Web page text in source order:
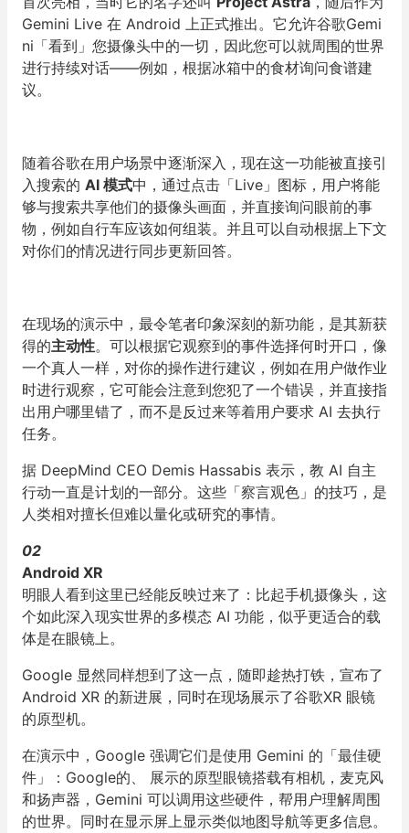
Gemini Live 在 Android 上正式推出。它允许谷歌Gemi
ni「看到」您摄像头中的一切，因此您可以就周围的世界
进行持续对话——例如，根据冰箱中的食材询问食谱建
议。
随着谷歌在用户场景中逐渐深入，现在这一功能被直接引
入搜索的 AI 模式中，通过点击「Live」图标，用户将能
够与搜索共享他们的摄像头画面，并直接询问眼前的事
物，例如自行车应该如何组装。并且可以自动根据上下文
对你们的情况进行同步更新回答。
在现场的演示中，最令笔者印象深刻的新功能，是其新获
得的主动性。可以根据它观察到的事件选择何时开口，像
一个真人一样，对你的操作进行建议，例如在用户做作业
时进行观察，它可能会注意到您犯了一个错误，并直接指
出用户哪里错了，而不是反过来等着用户要求 AI 去执行
任务。
据 DeepMind CEO Demis Hassabis 表示，教 AI 自主
行动一直是计划的一部分。这些「察言观色」的技巧，是
人类相对擅长但难以量化或研究的事情。
02
Android XR
明眼人看到这里已经能反映过来了：比起手机摄像头，这
个如此深入现实世界的多模态 AI 功能，似乎更适合的载
体是在眼镜上。
Google 显然同样想到了这一点，随即趁热打铁，宣布了
Android XR 的新进展，同时在现场展示了谷歌XR 眼镜
的原型机。
在演示中，Google 强调它们是使用 Gemini 的「最佳硬
件」：Google的、 展示的原型眼镜搭载有相机，麦克风
和扬声器，Gemini 可以调用这些硬件，帮用户理解周围
的世界。同时在显示屏上显示类似地图导航等更多信息。